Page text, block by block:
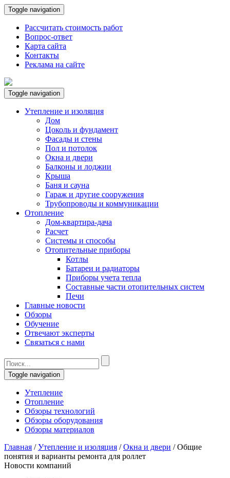
Toggle navigation
Рассчитать стоимость работ
Вопрос-ответ
Карта сайта
Контакты
Реклама на сайте
Toggle navigation
Утепление и изоляция
Дом
Цоколь и фундамент
Фасады и стены
Пол и потолок
Окна и двери
Балконы и лоджии
Крыша
Баня и сауна
Гараж и другие сооружения
Трубопроводы и коммуникации
Отопление
Дом-квартира-дача
Расчет
Системы и способы
Отопительные приборы
Котлы
Батареи и радиаторы
Приборы учета тепла
Составные части отопительных систем
Печи
Главные новости
Обзоры
Обучение
Отвечают эксперты
Связаться с нами
Toggle navigation
Утепление
Отопление
Обзоры технологий
Обзоры оборудования
Обзоры материалов
Главная /Утепление и изоляция /Окна и двери /Общие
понятия и варианты ремонта для роллет
Новости компаний